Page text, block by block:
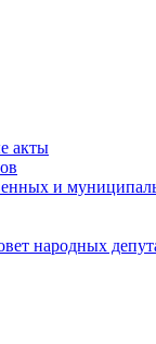
акты
и
народных